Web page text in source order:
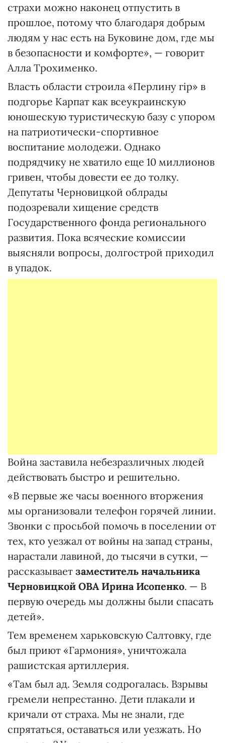
страхи можно наконец отпустить в
прошлое, потому что благодаря добрым
людям у нас есть на Буковине дом, где мы
в безопасности и комфорте», — говорит
Алла Трохименко.
Власть области строила «Перлину гір» в
подгорье Карпат как всеукраинскую
юношескую туристическую базу с упором
на патриотически-спортивное
воспитание молодежи. Однако
подрядчику не хватило еще 10 миллионов
гривен, чтобы довести ее до толку.
Депутаты Черновицкой облрады
подозревали хищение средств
Государственного фонда регионального
развития. Пока всяческие комиссии
выясняли вопросы, долгострой приходил
в упадок.
Война заставила небезразличных людей
действовать быстро и решительно.
«В первые же часы военного вторжения
мы организовали телефон горячей линии.
Звонки с просьбой помочь в поселении от
тех, кто уезжал от войны на запад страны,
нарастали лавиной, до тысячи в сутки, —
рассказывает заместитель начальника
Черновицкой ОВА Ирина Исопенко. — В
первую очередь мы должны были спасать
детей».
Тем временем харьковскую Салтовку, где
был приют «Гармония», уничтожала
рашистская артиллерия.
«Там был ад. Земля содрогалась. Взрывы
гремели непрестанно. Дети плакали и
кричали от страха. Мы не знали, где
спрятаться, оставаться или уезжать. Но